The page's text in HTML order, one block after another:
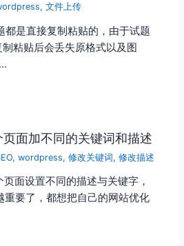
,文件上传
都是直接复制粘贴的，由于试题
粘贴后会丢失原格式以及图
面加不同的关键词和描述
,wordpress,修改关键词,修改描述
面设置不同的描述与关键字，
重要了，都想把自己的网站优化